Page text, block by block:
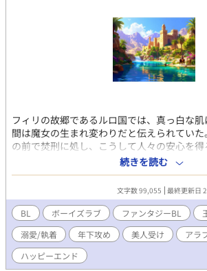
フィリの故郷であるルロ国では、真っ白な
間は魔女の生まれ変わりだと伝えられてい
の前で焚刑に処し、こうして人々の安心を
り前のように受け入れている国だった。 フ
肌と金髪を持って生まれ、来るべきときに
じ込められて生活をしていた。第四王子と
への道は免れられなかった。 そんなフィリ
い込んでくる。 縁談の相手はファルーハ王国
ァシリス。顔も名前も知らない王子との結婚
見があるルロ国にとって、フィリはさらに肩
る。 ファルーハ王国は砂漠地帯にある王国で
ロ国とは真逆だ。縁談などフィリ信じず、つ
続きを読む
文字数 99,055 最終更新日
BL ボーイズラブ ファンタジーBL
溺愛/執着
年下攻め 美人受け アラ
ハッピーエンド